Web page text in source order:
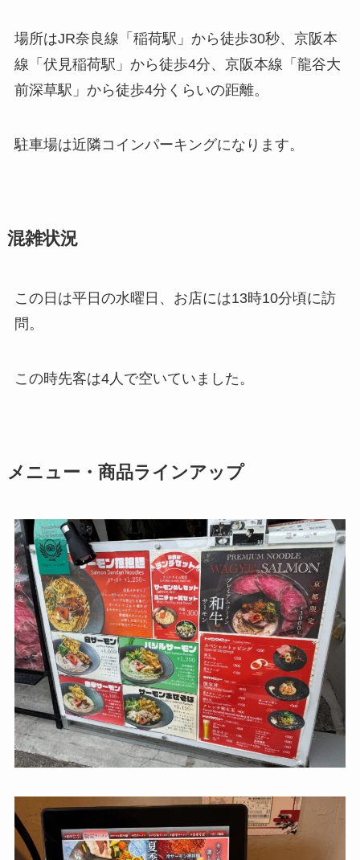
場所はJR奈良線「稲荷駅」から徒歩30秒、京阪本
線「伏見稲荷駅」から徒歩4分、京阪本線「龍谷大
前深草駅」から徒歩4分くらいの距離。
駐車場は近隣コインパーキングになります。
混雑状況
この日は平日の水曜日、お店には13時10分頃に訪
問。
この時先客は4人で空いていました。
メニュー・商品ラインアップ